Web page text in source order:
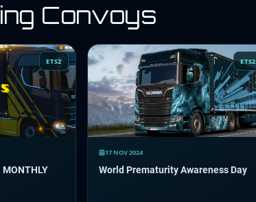
Convoys
ETS2
MONTHLY
ETS2
17 NOV 2024
World Prematurity Awareness Day